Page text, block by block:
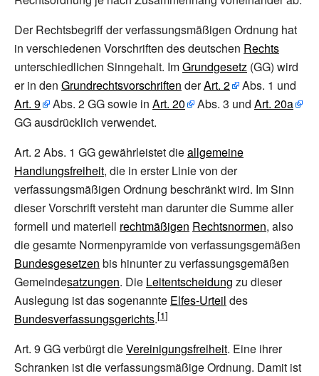
Der Rechtsbegriff der verfassungsmäßigen Ordnung hat
in verschiedenen Vorschriften des deutschen Rechts
unterschiedlichen Sinngehalt. ImGrundgesetz (GG) wird
er in den Grundrechtsvorschriften derArt. 2 Abs. 1 und
Art. 9 Abs. 2 GG sowie in Art. 20 Abs. 3 und Art. 20a
GG ausdrücklich verwendet.
Art. 2 Abs. 1 GG gewährleistet dieallgemeine
Handlungsfreiheit, die in erster Linie von der
verfassungsmäßigen Ordnung beschränkt wird. Im Sinn
dieser Vorschrift versteht man darunter die Summe aller
formell und materiell rechtmäßigen Rechtsnormen, also
die gesamte Normenpyramide von verfassungsgemäßen
Bundesgesetzen bis hinunter zu verfassungsgemäßen
Gemeindesatzungen. Die Leitentscheidung zu dieser
Auslegung ist das sogenannte Elfes-Urteil des
Bundesverfassungsgerichts.
Art. 9 GG verbürgt dieVereinigungsfreiheit. Eine ihrer
Schranken ist die verfassungsmäßige Ordnung. Damit ist